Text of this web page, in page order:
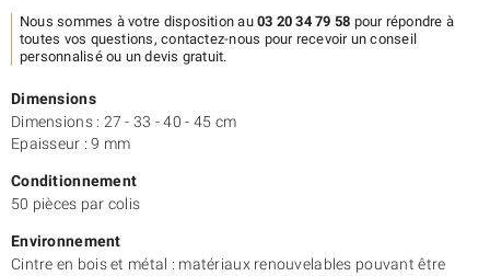
en tant que fabricant, nous proposons une
colorisstandards, ainsi que toutes les nuances de la gamme RAL.
Design original, fabrication européenne responsable,
de vos penderies !
A découvrir également : notremodèle de cintre 129
Dimensions
Dimensions : 27 - 33 - 40 - 45 cm
Epaisseur : 9 mm
Conditionnement
50 pièces par colis
Environnement
Cintre en bois et métal : matériaux renouvelables pouvant être
Nous sommes à votre disposition au03 20 34 79 58 pour répondre à
toutes vos questions, contactez-nous pour recevoir un conseil
personnalisé ou un devis gratuit.